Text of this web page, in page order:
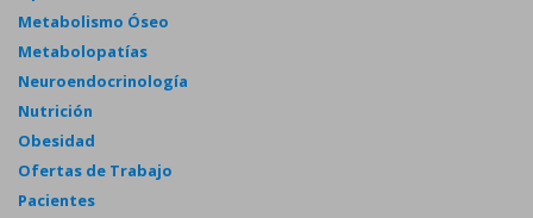
Metabolismo Óseo
Metabolopatías
Neuroendocrinología
Nutrición
Obesidad
Ofertas de Trabajo
Pacientes